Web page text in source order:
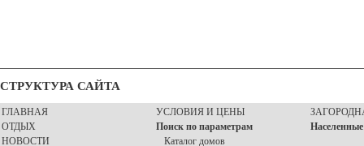
СТРУКТУРА САЙТА
ГЛАВНАЯ
ОТДЫХ
НОВОСТИ
УСЛОВИЯ И ЦЕНЫ
Поиск по параметрам
Каталог домов